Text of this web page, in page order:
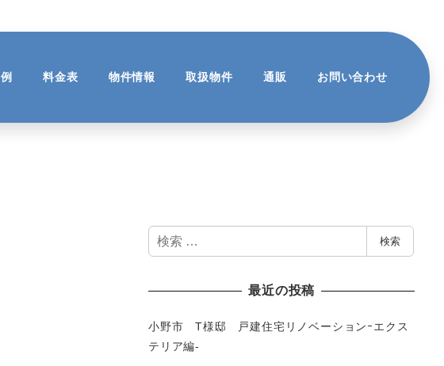
料金表 物件情報 取扱物件 通販 お問い合わせ
検
索
検索
最近の投稿
小野市 T様邸 戸建住宅リノベーションｰエクス
テリア編-